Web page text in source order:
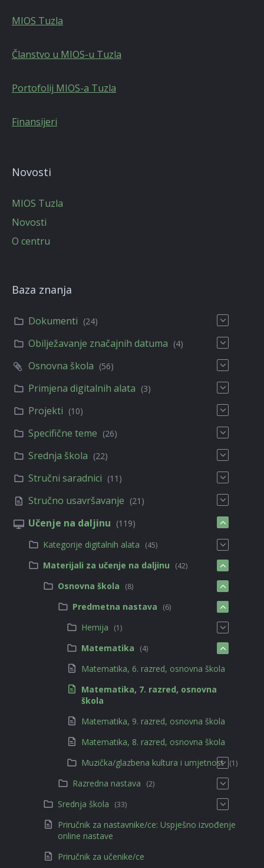
MIOS Tuzla
Članstvo u MIOS-u Tuzla
Portofolij MIOS-a Tuzla
Finansijeri
Novosti
MIOS Tuzla
Novosti
O centru
Baza znanja
Dokumenti (24)
Obilježavanje značajnih datuma (4)
Osnovna škola (56)
Primjena digitalnih alata (3)
Projekti (10)
Specifične teme (26)
Srednja škola (22)
Stručni saradnici (11)
Stručno usavršavanje (21)
Učenje na daljinu (119)
Kategorije digitalnih alata
(45)
Materijali za učenje na daljinu (42)
Osnovna škola (8)
Predmetna nastava (6)
Hemija (1)
Matematika (4)
Matematika, 6. razred, osnovna škola
Matematika, 7. razred, osnovna
škola
Matematika, 9. razred, osnovna škola
Matematika, 8. razred, osnovna škola
Muzička/glazbena kultura i umjetnost (1)
Razredna nastava (2)
Srednja škola (33)
Priručnik za nastavnike/ce: Uspješno izvođenje
online nastave
Priručnik za učenike/ce